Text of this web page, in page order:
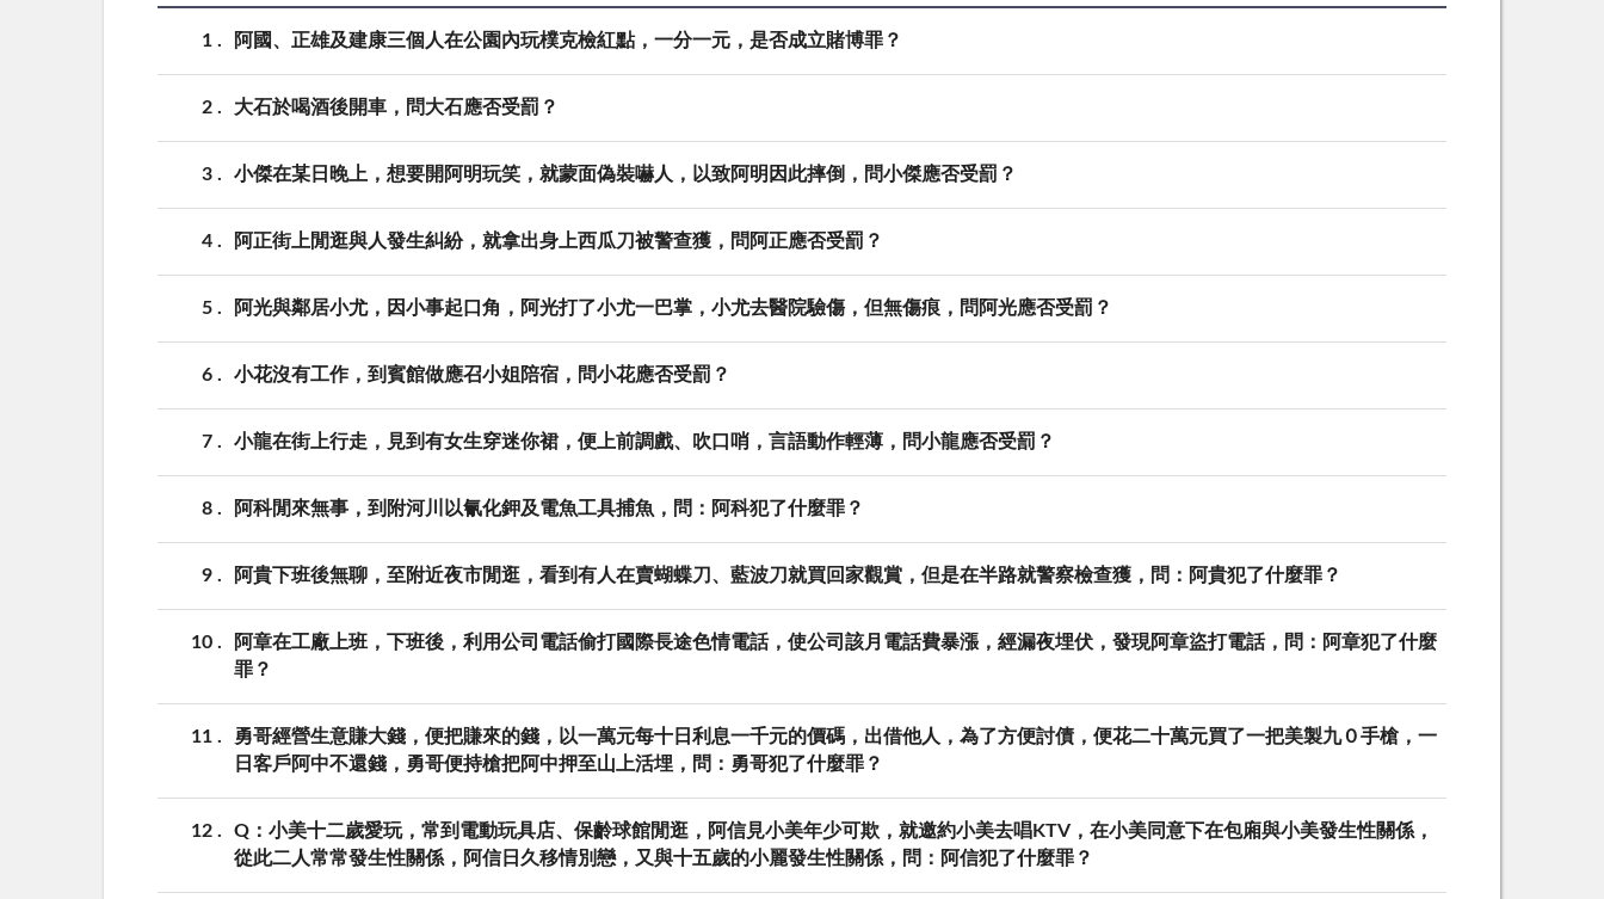
1 阿國、正雄及建康三個人在公園內玩樸克檢紅點，一分一元，是否成立賭博罪？
2 大石於喝酒後開車，問大石應否受罰？
3 小傑在某日晚上，想要開阿明玩笑，就蒙面偽裝嚇人，以致阿明因此摔倒，問小傑應否受罰？
4 阿正街上閒逛與人發生糾紛，就拿出身上西瓜刀被警查獲，問阿正應否受罰？
5 阿光與鄰居小尤，因小事起口角，阿光打了小尤一巴掌，小尤去醫院驗傷，但無傷痕，問阿光應否受罰？
6 小花沒有工作，到賓館做應召小姐陪宿，問小花應否受罰？
7 小龍在街上行走，見到有女生穿迷你裙，便上前調戲、吹口哨，言語動作輕薄，問小龍應否受罰？
8 阿科閒來無事，到附河川以氰化鉀及電魚工具捕魚，問：阿科犯了什麼罪？
9 阿貴下班後無聊，至附近夜市閒逛，看到有人在賣蝴蝶刀、藍波刀就買回家觀賞，但是在半路就警察檢查獲，問：阿貴犯了什麼罪？
10
阿章在工廠上班，下班後，利用公司電話偷打國際長途色情電話，使公司該月電話費暴漲，經漏夜埋伏，發現阿章盜打電話，問：阿章犯了什麼
罪？
11
勇哥經營生意賺大錢，便把賺來的錢，以一萬元每十日利息一千元的價碼，出借他人，為了方便討債，便花二十萬元買了一把美製九０手槍，一
日客戶阿中不還錢，勇哥便持槍把阿中押至山上活埋，問：勇哥犯了什麼罪？
12
Q：小美十二歲愛玩，常到電動玩具店、保齡球館閒逛，阿信見小美年少可欺，就邀約小美去唱KTV，在小美同意下在包廂與小美發生性關係，
從此二人常常發生性關係，阿信日久移情別戀，又與十五歲的小麗發生性關係，問：阿信犯了什麼罪？